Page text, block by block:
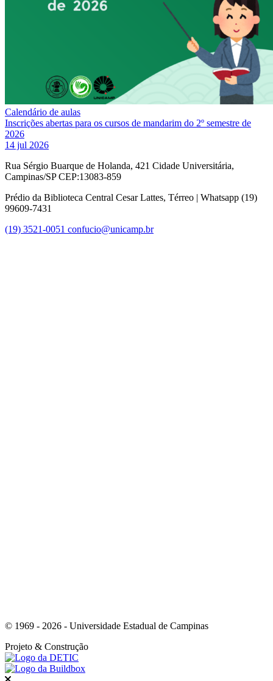
Calendário de aulas
Inscrições abertas para os cursos de mandarim do 2º semestre de
2026
14 jul 2026
Rua Sérgio Buarque de Holanda, 421 Cidade Universitária,
Campinas/SP CEP:13083-859
Prédio da Biblioteca Central Cesar Lattes, Térreo | Whatsapp (19)
99609-7431
(19) 3521-0051 confucio@unicamp.br
© 1969 - 2026 - Universidade Estadual de Campinas
Projeto & Construção
Fechar